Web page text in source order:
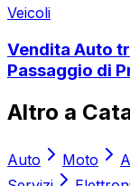
Veicoli
Vendita Auto
Passaggio di
Altro a
Auto Moto